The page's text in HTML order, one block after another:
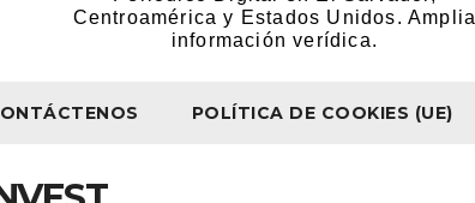
Centroamérica y Estados Unidos. Amplia
información verídica.
POLÍTICA DE COOKIES (UE)